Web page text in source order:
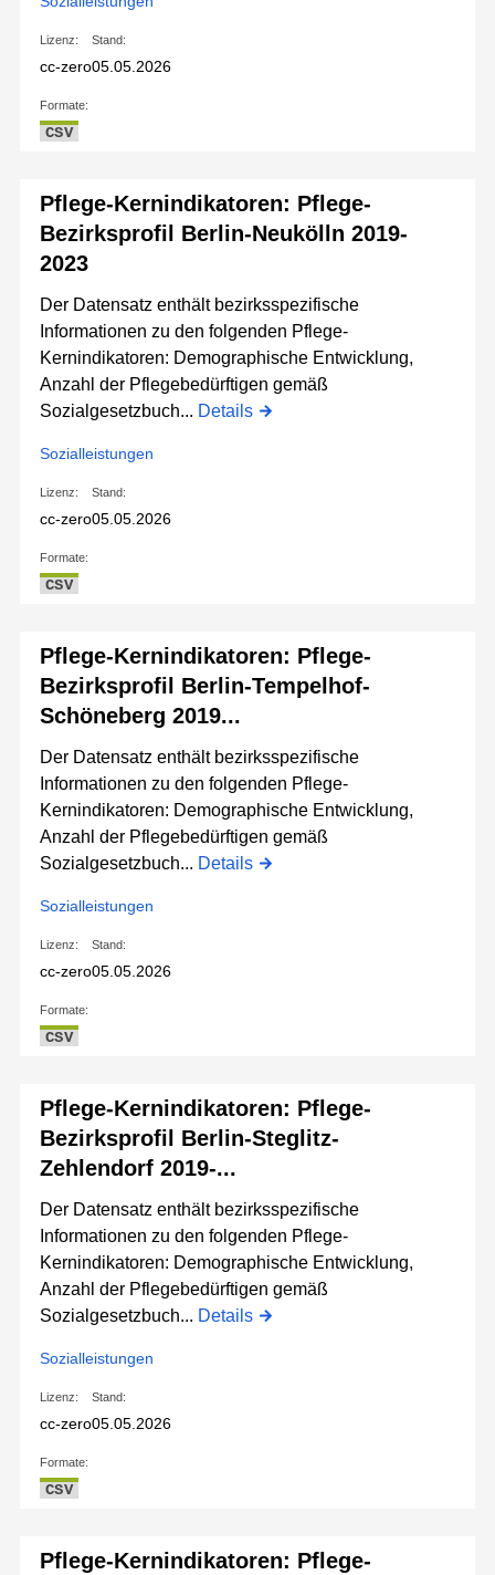
Lizenz:
cc-zero
Stand:
05.05.2026
Formate:
CSV
Pflege-Kernindikatoren: Pflege-
Bezirksprofil Berlin-Neukölln 2019-
2023
Der Datensatz enthält bezirksspezifische
Informationen zu den folgenden Pflege-
Kernindikatoren: Demographische Entwicklung,
Anzahl der Pflegebedürftigen gemäß
Sozialgesetzbuch... Details
Sozialleistungen
Lizenz:
cc-zero
Stand:
05.05.2026
Formate:
CSV
Pflege-Kernindikatoren: Pflege-
Bezirksprofil Berlin-Tempelhof-
Schöneberg 2019...
Der Datensatz enthält bezirksspezifische
Informationen zu den folgenden Pflege-
Kernindikatoren: Demographische Entwicklung,
Anzahl der Pflegebedürftigen gemäß
Sozialgesetzbuch... Details
Sozialleistungen
Lizenz:
cc-zero
Stand:
05.05.2026
Formate:
CSV
Pflege-Kernindikatoren: Pflege-
Bezirksprofil Berlin-Steglitz-
Zehlendorf 2019-...
Der Datensatz enthält bezirksspezifische
Informationen zu den folgenden Pflege-
Kernindikatoren: Demographische Entwicklung,
Anzahl der Pflegebedürftigen gemäß
Sozialgesetzbuch... Details
Sozialleistungen
Lizenz:
cc-zero
Stand:
05.05.2026
Formate:
CSV
Pflege-Kernindikatoren: Pflege-